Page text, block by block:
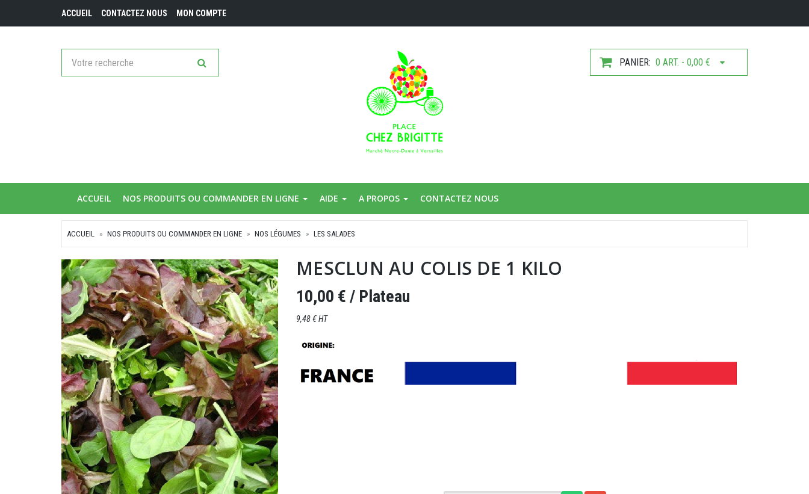
ACCUEIL CONTACTEZ NOUS MON COMPTE
PANIER: 0 ART. - 0,00 €
ACCUEIL NOS PRODUITS OU COMMANDER EN LIGNE AIDE A PROPOS CONTACTEZ NOUS
ACCUEIL NOS PRODUITS OU COMMANDER EN LIGNE NOS LÉGUMES LES SALADES
MESCLUN AU COLIS DE 1 KILO
10,00 € / Plateau
9,48 € HT